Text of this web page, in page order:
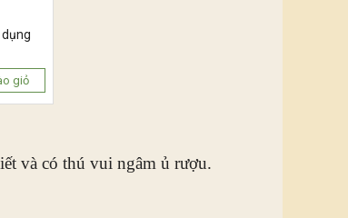
giỏ
và có thú vui ngâm ủ rượu.